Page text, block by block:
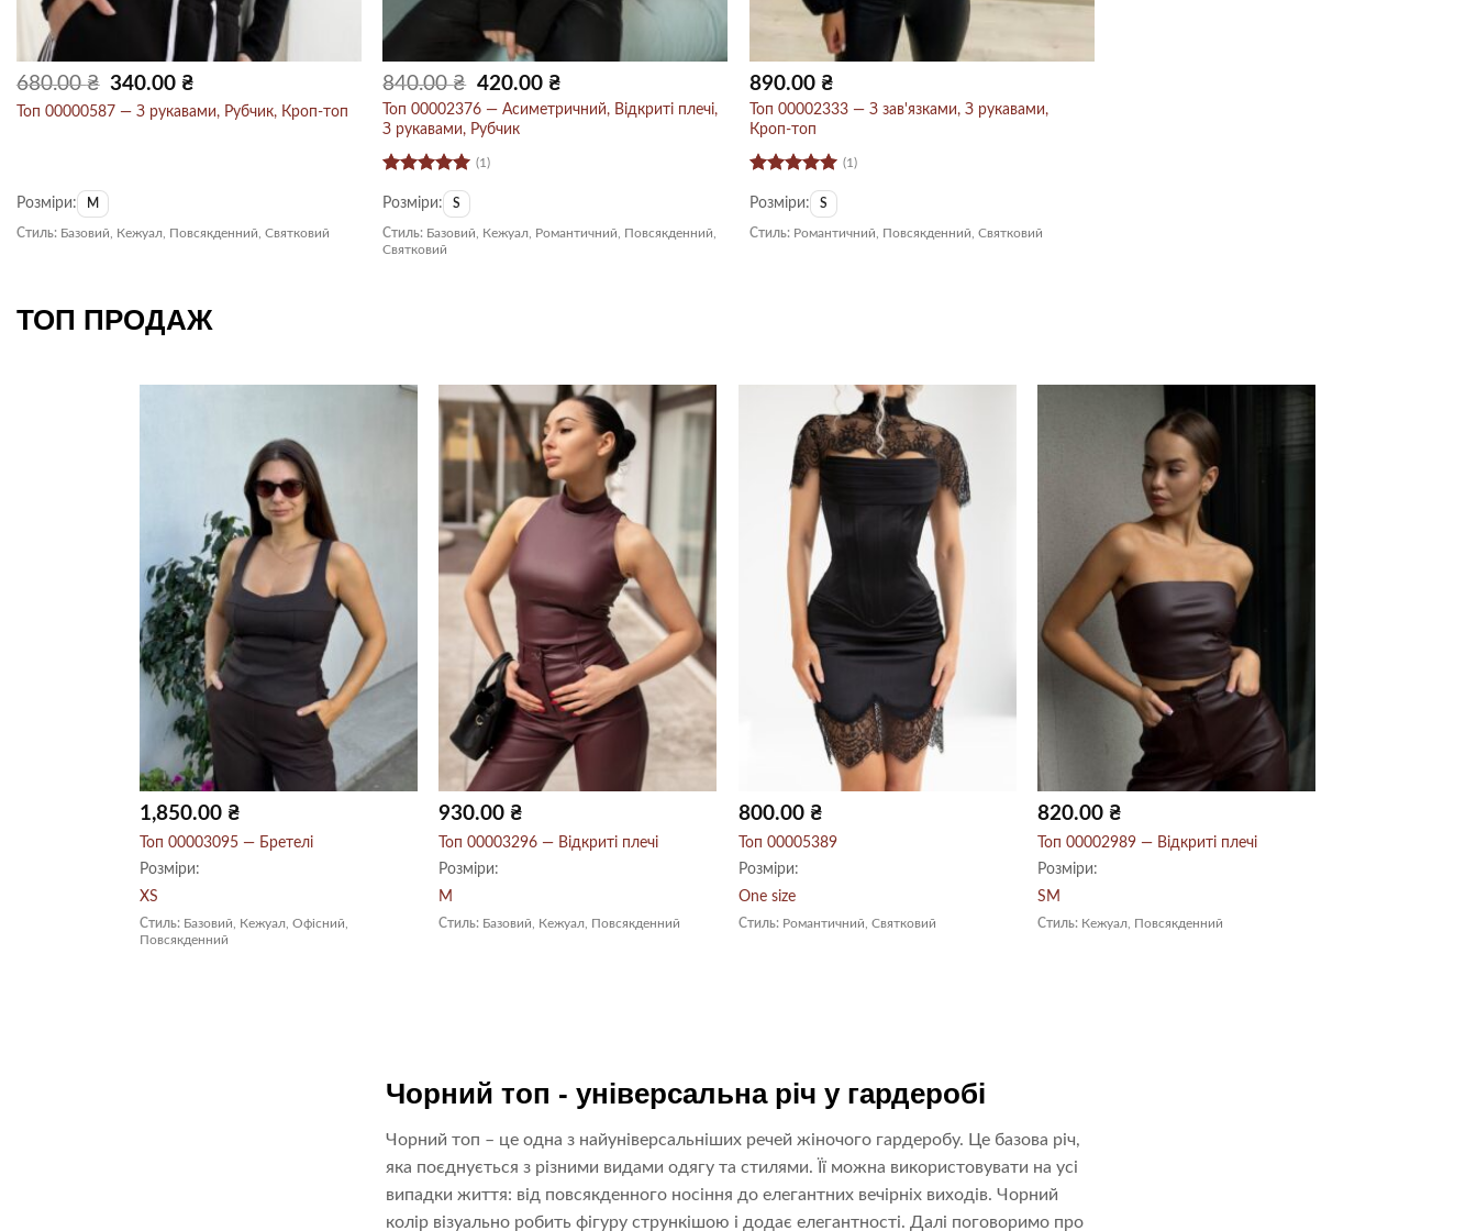
680.00₴
Оригінальна
ціна:
680.00 ₴.
340.00 ₴
340.00 ₴.
Топ 00000587 — З рукавами, Рубчик, Кроп-топ
Розміри: M
Стиль: Базовий, Кежуал, Повсякденний, Святковий
840.00₴
Оригінальна
ціна:
840.00 ₴.
420.00 ₴Поточна
ціна:
420.00 ₴.
Топ 00002376 — Асиметричний, Відкриті плечі,
З рукавами, Рубчик
Оцінено в
5з 5
(1)
Розміри: S
Стиль: Базовий, Кежуал, Романтичний, Повсякденний,
Святковий
890.00 ₴
Топ 00002333 — З зав'язками, З рукавами,
Кроп-топ
Оцінено в
5з 5
(1)
Розміри: S
Стиль: Романтичний, Повсякденний, Святковий
ТОП ПРОДАЖ
1,850.00 ₴
Топ 00003095 — Бретелі
Розміри:
XS
Стиль: Базовий, Кежуал, Офісний,
Повсякденний
930.00 ₴
Топ 00003296 — Відкриті плечі
Розміри:
M
Стиль: Базовий, Кежуал, Повсякденний
800.00 ₴
Топ 00005389
Розміри:
One size
Стиль: Романтичний, Святковий
820.00 ₴
Топ 00002989 — Відкриті плечі
Розміри:
S M
Стиль: Кежуал, Повсякденний
Чорний топ - універсальна річ у гардеробі
Чорний топ – це одна з найуніверсальніших речей жіночого гардеробу. Це базова річ,
яка поєднується з різними видами одягу та стилями. Її можна використовувати на усі
випадки життя: від повсякденного носіння до елегантних вечірніх виходів. Чорний
колір візуально робить фігуру стрункішою і додає елегантності. Далі поговоримо про